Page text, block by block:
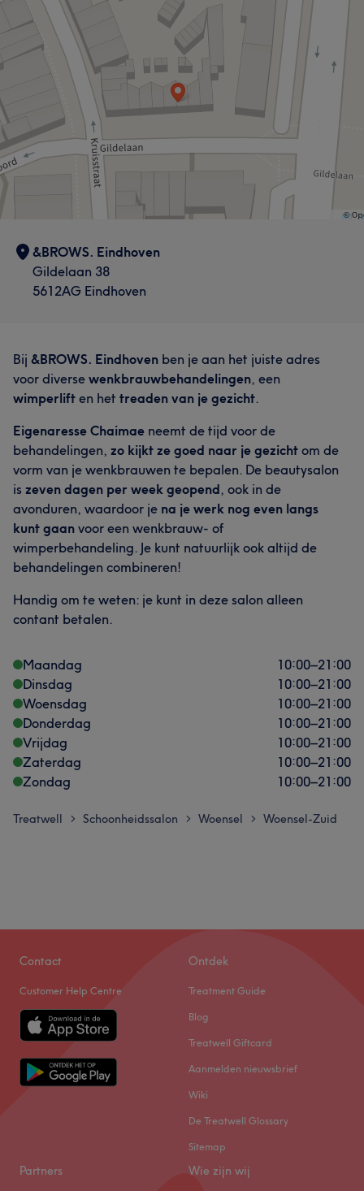
&BROWS. Eindhoven
Gildelaan 38
5612AG Eindhoven
Bij &BROWS. Eindhoven ben je aan het juiste adres
voor diverse wenkbrauwbehandelingen, een
wimperlift en het treaden van je gezicht.
Eigenaresse Chaimae neemt de tijd voor de
behandelingen, zo kijkt ze goed naar je gezicht om de
vorm van je wenkbrauwen te bepalen. De beautysalon
is zeven dagen per week geopend, ook in de
avonduren, waardoor je na je werk nog even langs
kunt gaan voor een wenkbrauw- of
wimperbehandeling. Je kunt natuurlijk ook altijd de
behandelingen combineren!
Handig om te weten: je kunt in deze salon alleen
contant betalen.
Maandag 10:00–21:00
Dinsdag
10:00–21:00
Woensdag
10:00–21:00
Donderdag
10:00–21:00
Vrijdag
10:00–21:00
Zaterdag
10:00–21:00
Zondag
10:00–21:00
Treatwell > Schoonheidssalon > Woensel > Woensel-Zuid
Contact
Customer Help Centre
Ontdek
Treatment Guide
Blog
Treatwell Giftcard
Aanmelden nieuwsbrief
Wiki
De Treatwell Glossary
Sitemap
Partners Wie zijn wij